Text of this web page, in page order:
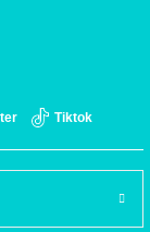
Tiktok